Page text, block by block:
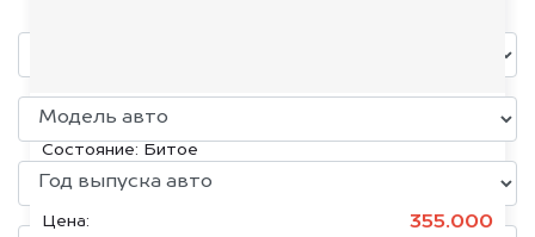
KIA Sportage, 2017
Состояние: Битое
Цена: 355.000